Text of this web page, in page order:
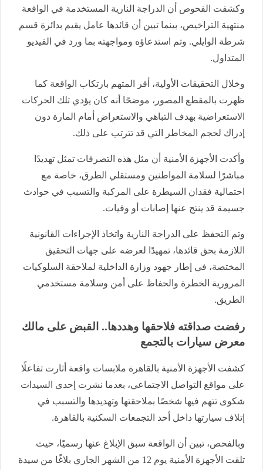
وكشفت الفحوص أن الدراجة النارية المستخدمة في الواقعة
منتهية التراخيص، بينما تبين أن قائدها عامل يقيم بدائرة قسم
شرطة الوايلي. وتم استدعاؤه ومواجهته بما ورد في الفيديو
المتداول.
وخلال التحقيقات الأولية، أقر المتهم بارتكاب الواقعة كما
ظهرت بالمقطع المصور، موضحًا أنه كان يؤدي تلك الحركات
الاستعراضية بهدف التباهي والاستعراض أمام المارة دون
إدراك لحجم المخاطر التي قد تترتب على ذلك.
وأكدت الأجهزة الأمنية أن مثل هذه التصرفات تمثل تهديدًا
مباشرًا لسلامة المواطنين ومستقلي الطرق، خاصة مع
احتمالية فقدان السيطرة على المركبة والتسبب في حوادث
جسيمة قد ينتج عنها إصابات أو وفيات.
وتم التحفظ على الدراجة النارية واتخاذ الإجراءات القانونية
اللازمة بحق قائدها، تمهيدًا لعرضه على جهات التحقيق
المختصة، في إطار جهود وزارة الداخلية لملاحقة السلوكيات
المرورية الخطرة والحفاظ على أمن وسلامة مستخدمي
الطريق.
رفضت صداقته فلاحقها وهددها.. القبض على مالك
معرض سيارات بالتجمع
كشفت الأجهزة الأمنية بالقاهرة ملابسات واقعة أثارت تفاعلًا
على مواقع التواصل الاجتماعي، بعدما نشرت إحدى السيدات
شكوى تتهم فيها شخصًا بملاحقتها وتهديدها والتسبب في
إتلاف سيارتها داخل أحد التجمعات السكنية بالقاهرة.
وبالفحص، تبين أن الواقعة سبق الإبلاغ عنها رسميًا، حيث
تلقت الأجهزة الأمنية يوم 12 من الشهر الجاري بلاغًا من سيدة